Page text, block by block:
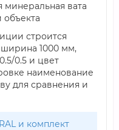
минеральная вата
объекта
строится
ширина 1000 мм,
0.5 и цвет
наименование
для сравнения и
и комплект